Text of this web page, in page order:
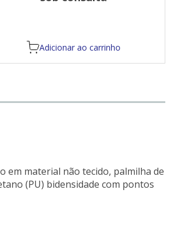
Adicionar ao carrinho
em material não tecido, palmilha de
(PU) bidensidade com pontos